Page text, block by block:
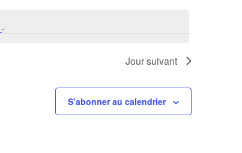
.
Jour suivant
S’abonner au calendrier